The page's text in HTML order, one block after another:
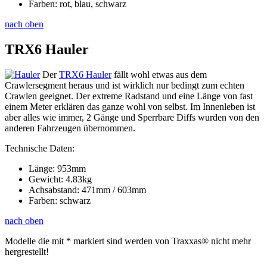
Farben: rot, blau, schwarz
nach oben
TRX6 Hauler
DerTRX6 Haulerfällt wohl etwas aus dem
Crawlersegment heraus und ist wirklich nur bedingt zum echten
Crawlen geeignet. Der extreme Radstand und eine Länge von fast
einem Meter erklären das ganze wohl von selbst. Im Innenleben ist
aber alles wie immer, 2 Gänge und Sperrbare Diffs wurden von den
anderen Fahrzeugen übernommen.
Technische Daten:
Länge: 953mm
Gewicht: 4.83kg
Achsabstand: 471mm / 603mm
Farben: schwarz
nach oben
Modelle die mit * markiert sind werden von Traxxas® nicht mehr
hergrestellt!